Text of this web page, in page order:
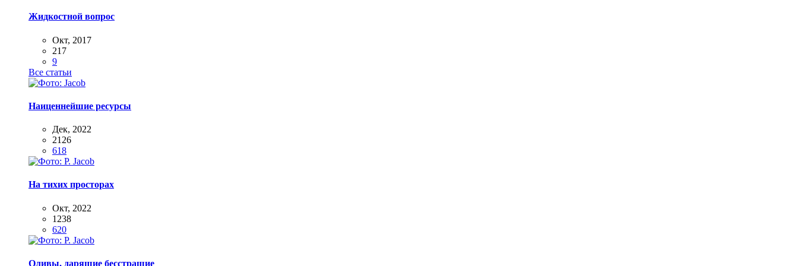
Жидкостной вопрос
Окт, 2017
217
9
Все статьи
Наиценнейшие ресурсы
Дек, 2022
2126
618
На тихих просторах
Окт, 2022
1238
620
Оливы, дарящие бесстрашие